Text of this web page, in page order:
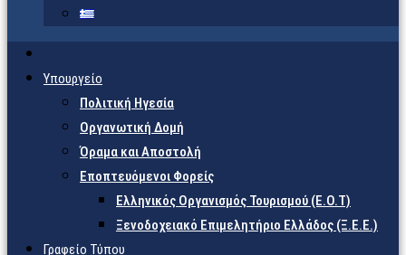
Υπουργείο
Πολιτική Ηγεσία
Οργανωτική Δομή
Όραμα και Αποστολή
Εποπτευόμενοι Φορείς
Eλληνικός Οργανισμός Τουρισμού (Ε.Ο.Τ)
Ξενοδοχειακό Επιμελητήριο Ελλάδος (Ξ.Ε.Ε.)
Γραφείο Τύπου